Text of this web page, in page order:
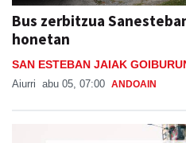
Bus zerbitzua
honetan
SAN ESTEBAN JAIAK
Aiurri abu 05, 07:00 ANDOAIN